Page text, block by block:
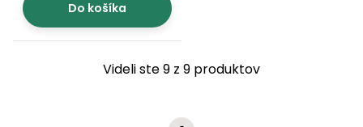
Do košíka
Videli ste 9 z 9 produktov